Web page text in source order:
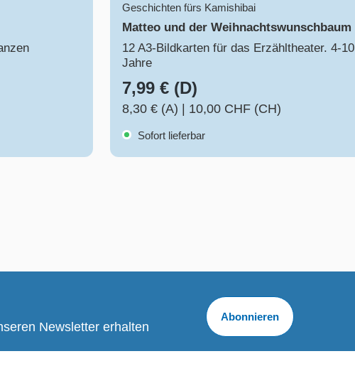
Geschichten fürs Kamishibai
Matteo und der Weihnachtswunschbaum
12 A3-Bildkarten für das Erzähltheater. 4-10
Jahre
7,99 € (D)
8,30 € (A) | 10,00 CHF (CH)
Sofort lieferbar
Newsletter erhalten
Abonnieren